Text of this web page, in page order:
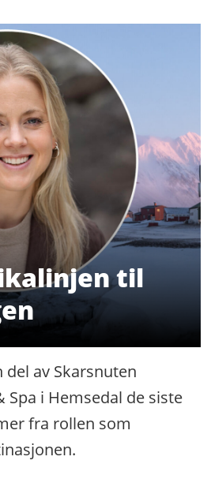
til
av Skarsnuten
Spa i Hemsedal de siste
fra rollen som